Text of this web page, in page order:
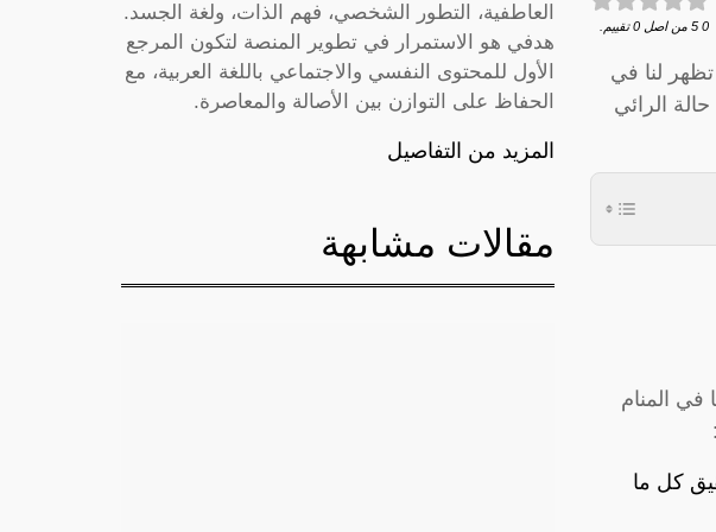
0
5 من اصل 0 تقييم.
لنا في
الرائي
في المنام
كل ما
العاطفية، التطور الشخصي، فهم الذات، ولغة الجسد.
هدفي هو الاستمرار في تطوير المنصة لتكون المرجع
الأول للمحتوى النفسي والاجتماعي باللغة العربية، مع
الحفاظ على التوازن بين الأصالة والمعاصرة.
المزيد من التفاصيل
مقالات مشابهة